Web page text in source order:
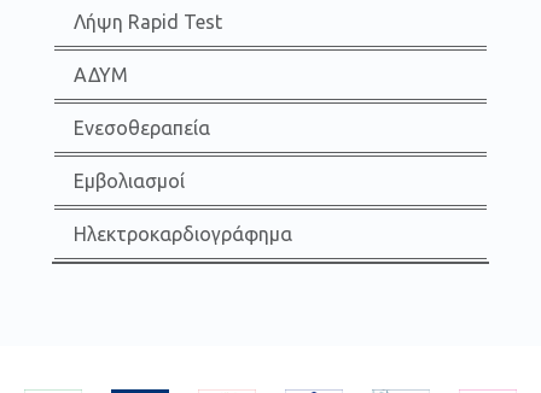
Λήψη Rapid Test
ΑΔΥΜ
Ενεσοθεραπεία
Εμβολιασμοί
Ηλεκτροκαρδιογράφημα